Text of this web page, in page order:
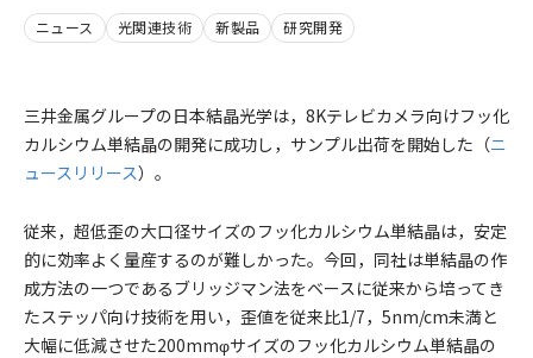
ニュース 光関連技術 新製品 研究開発
三井金属グループの日本結晶光学は，8Kテレビカメラ向けフッ化
カルシウム単結晶の開発に成功し，サンプル出荷を開始した（ニ
ュースリリース）。
従来，超低歪の大口径サイズのフッ化カルシウム単結晶は，安定
的に効率よく量産するのが難しかった。今回，同社は単結晶の作
成方法の一つであるブリッジマン法をベースに従来から培ってき
たステッパ向け技術を用い，歪値を従来比1/7，5nm/cm未満と
大幅に低減させた200mmφサイズのフッ化カルシウム単結晶の